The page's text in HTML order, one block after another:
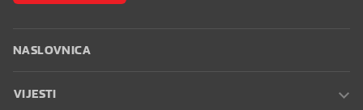
NASLOVNICA
VIJESTI